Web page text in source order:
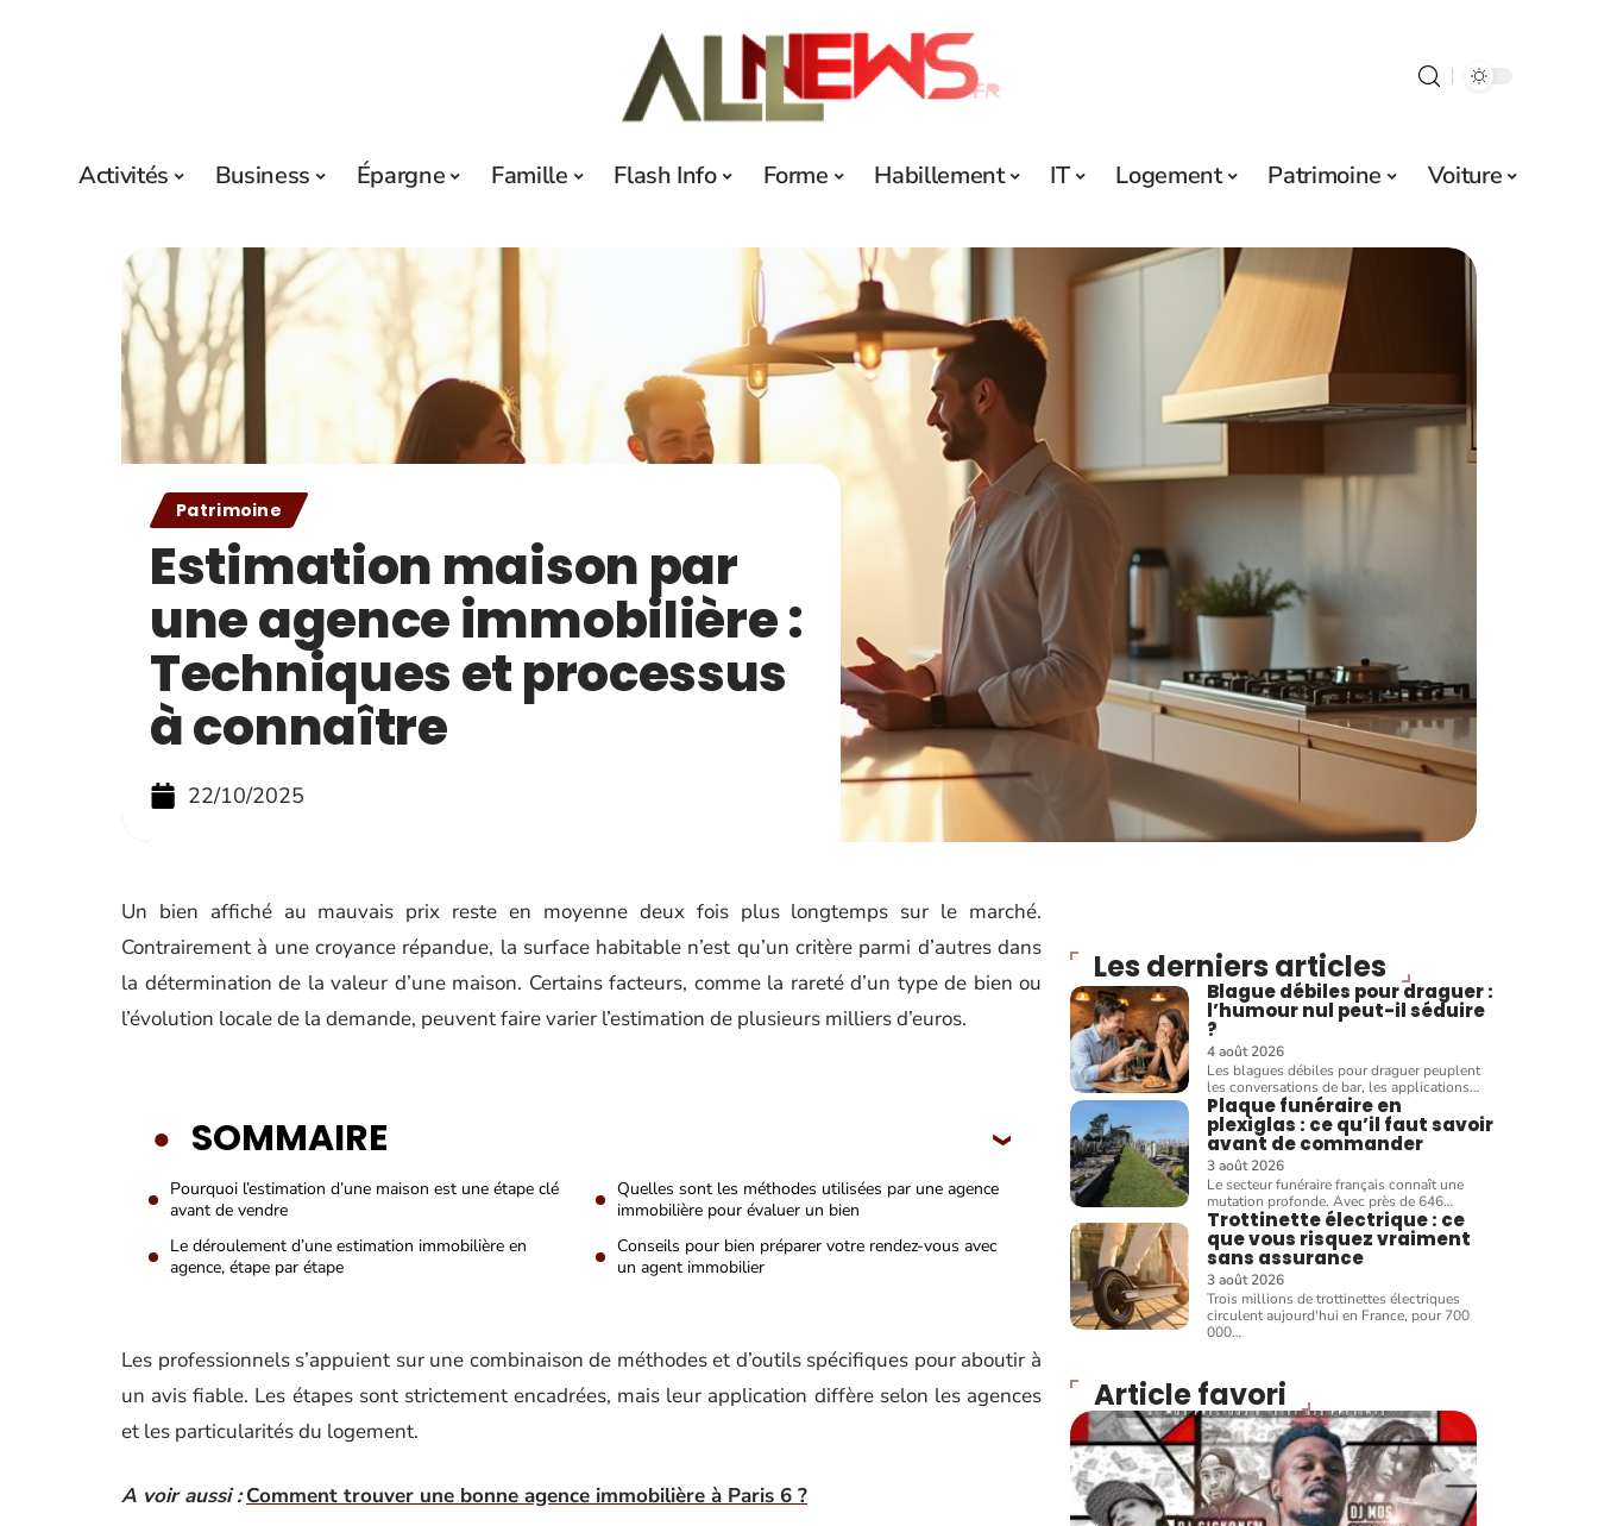
Activités Business Épargne Famille Flash Info Forme Habillement IT Logement Patrimoine Voiture
Patrimoine
Estimation maison par
une agence immobilière :
Techniques et processus
à connaître
22/10/2025
Un bien affiché au mauvais prix reste en moyenne deux fois plus longtemps sur le marché.
Contrairement à une croyance répandue, la surface habitable n’est qu’un critère parmi d’autres dans
la détermination de la valeur d’une maison. Certains facteurs, comme la rareté d’un type de bien ou
l’évolution locale de la demande, peuvent faire varier l’estimation de plusieurs milliers d’euros.
SOMMAIRE
Pourquoi l’estimation d’une maison est une étape clé
avant de vendre
Quelles sont les méthodes utilisées par une agence
immobilière pour évaluer un bien
Le déroulement d’une estimation immobilière en
agence, étape par étape
Conseils pour bien préparer votre rendez-vous avec
un agent immobilier
Les professionnels s’appuient sur une combinaison de méthodes et d’outils spécifiques pour aboutir à
un avis fiable. Les étapes sont strictement encadrées, mais leur application diffère selon les agences
et les particularités du logement.
A voir aussi : Comment trouver une bonne agence immobilière à Paris 6 ?
Les derniers articles
Blague débiles pour draguer :
l’humour nul peut-il séduire
?
4 août 2026
Les blagues débiles pour draguer peuplent
les conversations de bar, les applications…
Plaque funéraire en
plexiglas : ce qu’il faut savoir
avant de commander
3 août 2026
Le secteur funéraire français connaît une
mutation profonde. Avec près de 646…
Trottinette électrique : ce
que vous risquez vraiment
sans assurance
3 août 2026
Trois millions de trottinettes électriques
circulent aujourd'hui en France, pour 700
000…
Article favori